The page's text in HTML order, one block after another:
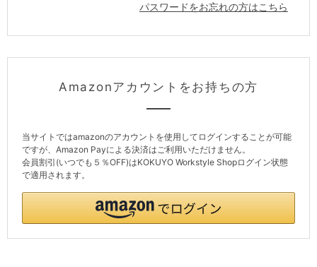
パスワードをお忘れの方はこちら
Amazonアカウントをお持ちの方